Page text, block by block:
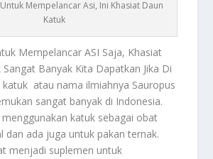
Mempelancar Asi, Ini Khasiat Daun
Katuk
Mempelancar ASI Saja, Khasiat
Banyak Kita Dapatkan Jika Di
katuk atau nama ilmiahnya Sauropus
sangat banyak di Indonesia.
katuk sebagai obat
dan ada juga untuk pakan ternak.
menjadi suplemen untuk